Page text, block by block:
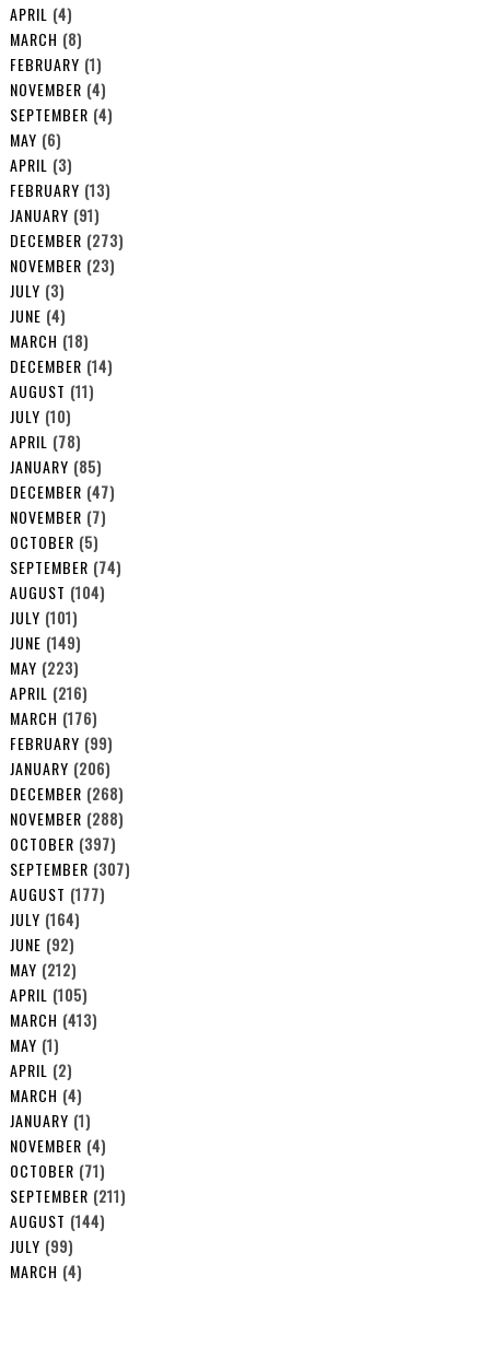
APRIL (4)
MARCH (8)
FEBRUARY (1)
NOVEMBER (4)
SEPTEMBER (4)
MAY (6)
APRIL (3)
FEBRUARY (13)
JANUARY (91)
DECEMBER (273)
NOVEMBER (23)
JULY (3)
JUNE (4)
MARCH (18)
DECEMBER (14)
AUGUST (11)
JULY (10)
APRIL (78)
JANUARY (85)
DECEMBER (47)
NOVEMBER (7)
OCTOBER (5)
SEPTEMBER (74)
AUGUST (104)
JULY (101)
JUNE (149)
MAY (223)
APRIL (216)
MARCH (176)
FEBRUARY (99)
JANUARY (206)
DECEMBER (268)
NOVEMBER (288)
OCTOBER (397)
SEPTEMBER (307)
AUGUST (177)
JULY (164)
JUNE (92)
MAY (212)
APRIL (105)
MARCH (413)
MAY (1)
APRIL (2)
MARCH (4)
JANUARY (1)
NOVEMBER (4)
OCTOBER (71)
SEPTEMBER (211)
AUGUST (144)
JULY (99)
MARCH (4)